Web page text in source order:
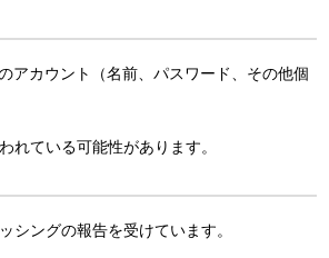
アカウント（名前、パスワード、その他個
れている可能性があります。
シングの報告を受けています。